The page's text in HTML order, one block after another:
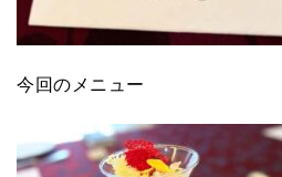
今回のメニュー